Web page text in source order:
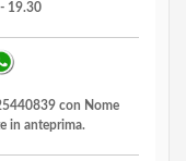
19.30
con Nome
in anteprima.